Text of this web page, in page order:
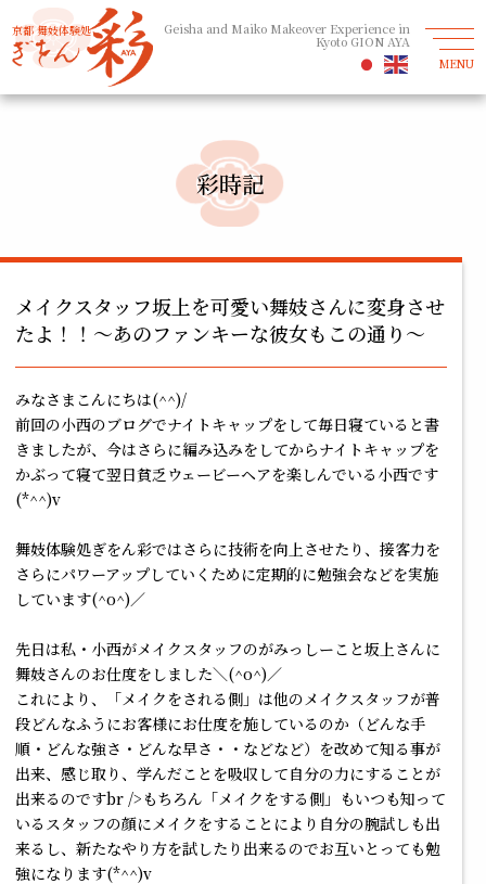
京都 舞妓体験処 Geisha and Maiko Makeover Experience in
Kyoto GION AYA
MENU
彩時記
メイクスタッフ坂上を可愛い舞妓さんに変身させ
たよ！！～あのファンキーな彼女もこの通り～
みなさまこんにちは(^^)/
前回の小西のブログでナイトキャップをして毎日寝ていると書
きましたが、今はさらに編み込みをしてからナイトキャップを
かぶって寝て翌日貧乏ウェービーヘアを楽しんでいる小西です
(*^^)v
舞妓体験処ぎをん彩ではさらに技術を向上させたり、接客力を
さらにパワーアップしていくために定期的に勉強会などを実施
しています(^o^)／
先日は私・小西がメイクスタッフのがみっしーこと坂上さんに
舞妓さんのお仕度をしました＼(^o^)／
これにより、「メイクをされる側」は他のメイクスタッフが普
段どんなふうにお客様にお仕度を施しているのか（どんな手
順・どんな強さ・どんな早さ・・などなど）を改めて知る事が
出来、感じ取り、学んだことを吸収して自分の力にすることが
出来るのですbr />もちろん「メイクをする側」もいつも知って
いるスタッフの顔にメイクをすることにより自分の腕試しも出
来るし、新たなやり方を試したり出来るのでお互いとっても勉
強になります(*^^)v